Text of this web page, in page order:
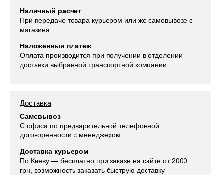
Наличный расчет
При передаче товара курьером или же самовывозе с
магазина
Наложенный платеж
Оплата производится при получении в отделении
доставки выбранной транспортной компании
Доставка
Самовывоз
С офиса по предварительной телефонной
договоренности с менеджером
Доставка курьером
По Киеву — бесплатно при заказе на сайте от 2000
грн, возможность заказать быструю доставку